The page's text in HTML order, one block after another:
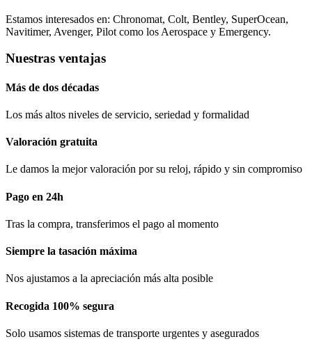
Estamos interesados en: Chronomat, Colt, Bentley, SuperOcean,
Navitimer, Avenger, Pilot como los Aerospace y Emergency.
Nuestras ventajas
Más de dos décadas
Los más altos niveles de servicio, seriedad y formalidad​
Valoración gratuita
Le damos la mejor valoración por su reloj, rápido y sin compromiso
Pago en 24h
Tras la compra, transferimos el pago al momento
Siempre la tasación máxima
Nos ajustamos a la apreciación más alta posible
Recogida 100% segura​
Solo usamos sistemas de transporte urgentes y asegurados